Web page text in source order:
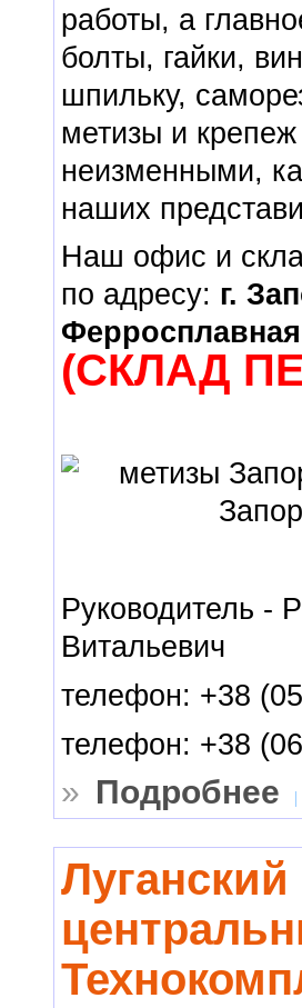
работы, а
болты, гайки,
шпильку,
метизы и
неизменными,
наших
Наш офис и
по адресу: г.
(СКЛАД
Руководитель -
Витальевич
телефон: +38
телефон: +38
» Подробнее